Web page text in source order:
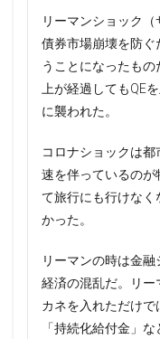
リーマンショック
債券市場崩壊を防
うことになったも
上が経過してもQE
に襲われた。
コロナショックは
速を伴っているのが
て旅行にも行けな
かった。
リーマンの時は金
経済の混乱だ。リー
カネを入れただけ
「持続化給付金」